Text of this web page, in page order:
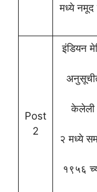
मध्ये नमूद
Post
2
इंडियन
केलेली
२ मध्ये
१९५६